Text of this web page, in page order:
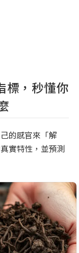
標，秒懂你
的感官來「解
實特性，並預測